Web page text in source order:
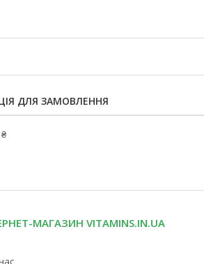
ДЛЯ ЗАМОВЛЕННЯ
МАГАЗИН VITAMINS.IN.UA